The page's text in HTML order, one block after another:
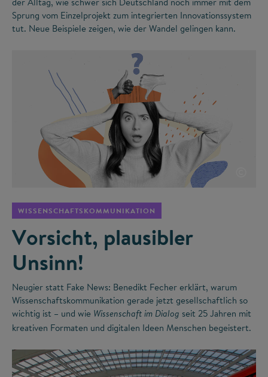
Sprung vom Einzelprojekt zum integrierten Innovationssystem
tut. Neue Beispiele zeigen, wie der Wandel gelingen kann.
WISSENSCHAFTSKOMMUNIKATION
Vorsicht, plausibler
Unsinn!
Neugier statt Fake News: Benedikt Fecher erklärt, warum
Wissenschaftskommunikation gerade jetzt gesellschaftlich so
wichtig ist – und wie Wissenschaft im Dialog seit 25 Jahren mit
kreativen Formaten und digitalen Ideen Menschen begeistert.